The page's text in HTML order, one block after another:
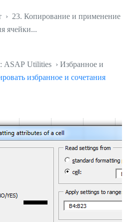
› 23. Копирование и применение
ячейки...
ASAP Utilities › Избранное и
избранное и сочетания